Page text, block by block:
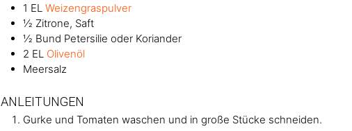
1 EL Weizengraspulver
½ Zitrone, Saft
½ Bund Petersilie oder Koriander
2 EL Olivenöl
Meersalz
ANLEITUNGEN
Gurke und Tomaten waschen und in große Stücke schneiden.